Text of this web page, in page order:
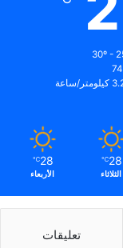
ساعة
28
℃
الثلاثاء
28
℃
الأربعاء
تعليقات